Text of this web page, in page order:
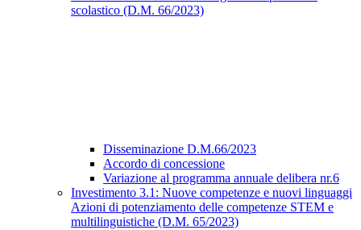
scolastico (D.M. 66/2023)
Disseminazione D.M.66/2023
Accordo di concessione
Variazione al programma annuale delibera nr.6
Investimento 3.1: Nuove competenze e nuovi linguaggi
Azioni di potenziamento delle competenze STEM e
multilinguistiche (D.M. 65/2023)